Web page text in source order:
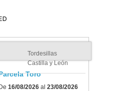
Tordesillas
Castilla y León
Toro
16/08/2026 al 23/08/2026